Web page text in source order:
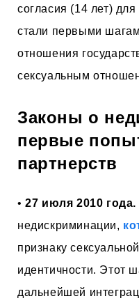
согласия (14 лет)
стали первыми
отношения
сексуальным
Законы о
первые
партнерств
•27 июля 2010 года.
недискриминации,
признаку
идентичности. Этот
дальнейшей